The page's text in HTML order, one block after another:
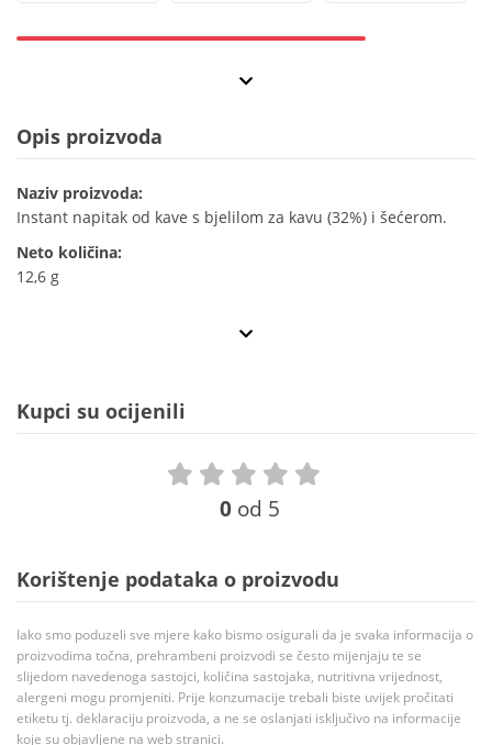
Opis proizvoda
Naziv proizvoda:
Instant napitak od kave s bjelilom za kavu (32%) i šećerom.
Neto količina:
12,6 g
Kupci su ocijenili
0 od 5
Korištenje podataka o proizvodu
Iako smo poduzeli sve mjere kako bismo osigurali da je svaka informacija o
proizvodima točna, prehrambeni proizvodi se često mijenjaju te se
slijedom navedenoga sastojci, količina sastojaka, nutritivna vrijednost,
alergeni mogu promjeniti. Prije konzumacije trebali biste uvijek pročitati
etiketu tj. deklaraciju proizvoda, a ne se oslanjati isključivo na informacije
koje su objavljene na web stranici.